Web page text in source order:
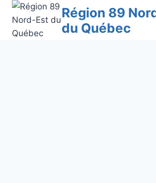
Aller
contenu
Région 89
du Québec